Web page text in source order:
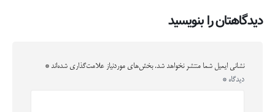
دیدگاهتان را بنویسید
نشانی ایمیل شما منتشر نخواهد شد. بخش‌های موردنیاز علامت‌گذاری شده‌اند *
دیدگاه *